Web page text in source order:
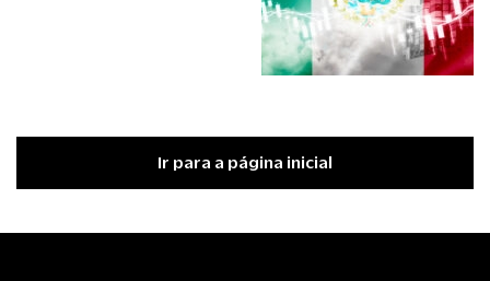
Ir para a página inicial